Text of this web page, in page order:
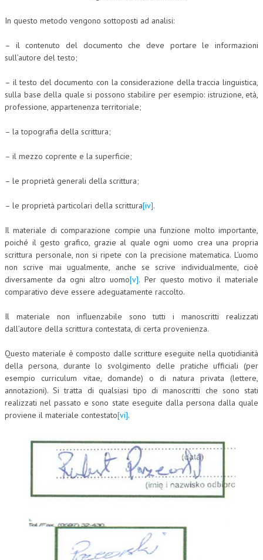
CRIMINOLOGIA TRIBUTARIA
TRANSFER PRICING
AMMINISTRATIVA
TRIBUTARIA
GIURISPRUDENZA
EUROPEA
CIVILE
TRIBUTARIA
PENALE
NEWS
CORSI ENTI TERZI
PUBBLICAZIONI
BOLLETTINO FINANZIAMENTI
DOCUMENTI
MATERIALE DIDATTICO
INVITI E PROMOZIONI
In questo metodo vengono sottoposti ad analisi:
– il contenuto del documento che deve portare le informazioni
sull’autore del testo;
– il testo del documento con la considerazione della traccia linguistica,
sulla base della quale si possono stabilire per esempio: istruzione, età,
professione, appartenenza territoriale;
– la topografia della scrittura;
– il mezzo coprente e la superficie;
– le proprietà generali della scrittura;
– le proprietà particolari della scrittura[iv].
Il materiale di comparazione compie una funzione molto importante,
poiché il gesto grafico, grazie al quale ogni uomo crea una propria
scrittura personale, non si ripete con la precisione matematica. L’uomo
non scrive mai ugualmente, anche se scrive individualmente, cioè
diversamente da ogni altro uomo[v]. Per questo motivo il materiale
comparativo deve essere adeguatamente raccolto.
Il materiale non influenzabile sono tutti i manoscritti realizzati
dall’autore della scrittura contestata, di certa provenienza.
Questo materiale è composto dalle scritture eseguite nella quotidianità
della persona, durante lo svolgimento delle pratiche ufficiali (per
esempio curriculum vitae, domande) o di natura privata (lettere,
annotazioni). Si tratta di qualsiasi tipo di manoscritti che sono stati
realizzati nel passato e sono state eseguite dalla persona dalla quale
proviene il materiale contestato[vi].